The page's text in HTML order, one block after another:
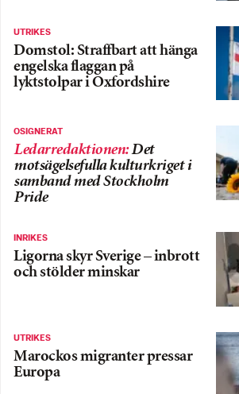
UTRIKES
Domstol: Straffbart att hänga
engelska flaggan på
lyktstolpar i Oxfordshire
OSIGNERAT
Ledarredaktionen:Det
motsägelsefulla kulturkriget i
samband med Stockholm
Pride
INRIKES
Ligorna skyr Sverige – inbrott
och stölder minskar
UTRIKES
Marockos migranter pressar
Europa